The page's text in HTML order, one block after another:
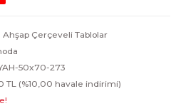
Ahşap Çerçeveli Tablolar
50x70-273
TL (%10,00 havale indirimi)